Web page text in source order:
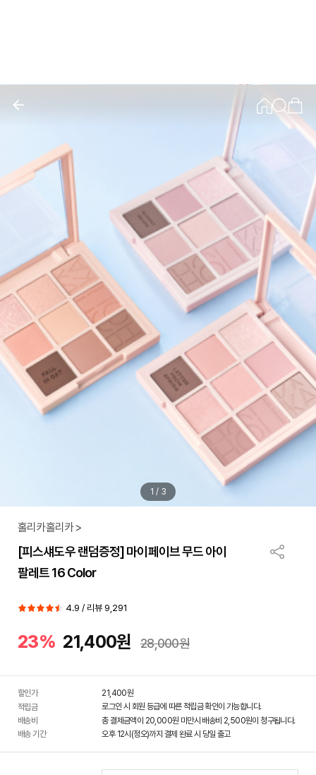
1 / 3
홀리카홀리카 >
[피스섀도우 랜덤증정] 마이페이브 무드 아이
팔레트 16 Color
4.9 / 리뷰 9,291
23% 21,400원 28,000원
할인가 21,400원
적립금
로그인 시 회원 등급에 따른 적립금 확인이 가능합니다.
배송비
총 결제금액이 20,000원 미만시 배송비 2,500원이 청구됩니다.
배송 기간
오후 12시(정오)까지 결제 완료 시 당일 출고